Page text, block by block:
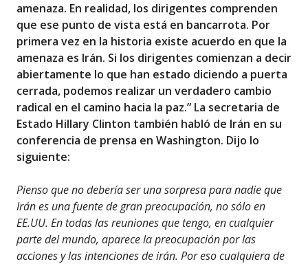
amenaza. En realidad, los dirigentes comprenden
que ese punto de vista está en bancarrota. Por
primera vez en la historia existe acuerdo en que la
amenaza es Irán. Si los dirigentes comienzan a decir
abiertamente lo que han estado diciendo a puerta
cerrada, podemos realizar un verdadero cambio
radical en el camino hacia la paz.” La secretaria de
Estado Hillary Clinton también habló de Irán en su
conferencia de prensa en Washington. Dijo lo
siguiente:
Pienso que no debería ser una sorpresa para nadie que
Irán es una fuente de gran preocupación, no sólo en
EE.UU. En todas las reuniones que tengo, en cualquier
parte del mundo, aparece la preocupación por las
acciones y las intenciones de irán. Por eso cualquiera de